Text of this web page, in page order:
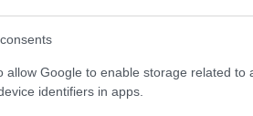
allow Google to enable storage related to
identifiers in apps.